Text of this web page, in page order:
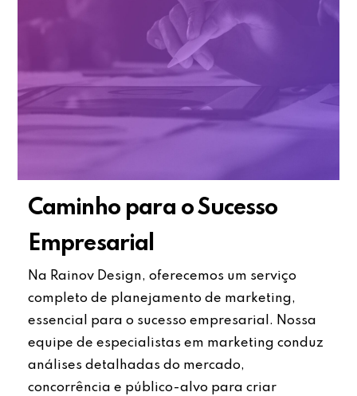
Caminho para o Sucesso
Empresarial
Na Rainov Design, oferecemos um serviço
completo de planejamento de marketing,
essencial para o sucesso empresarial. Nossa
equipe de especialistas em marketing conduz
análises detalhadas do mercado,
concorrência e público-alvo para criar